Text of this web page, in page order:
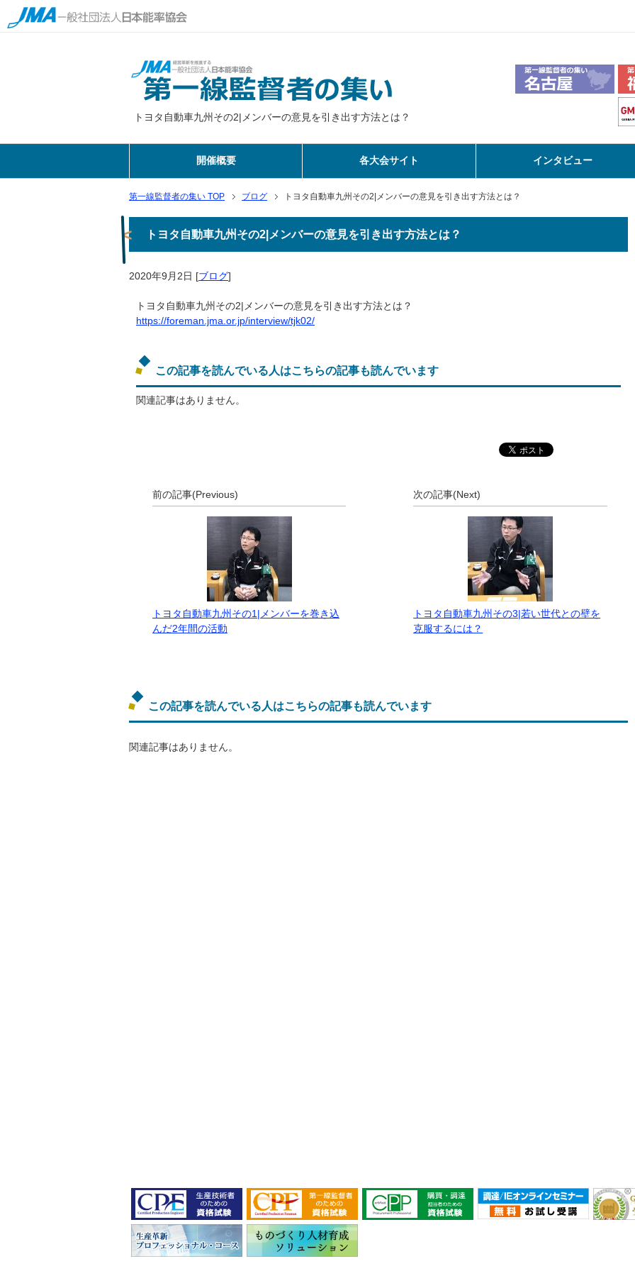
トヨタ自動車九州その2|メンバーの意見を引き出す方法とは？
開催概要 各大会サイト インタビュー
第一線監督者の集い TOP ブログ トヨタ自動車九州その2|メンバーの意見を引き出す方法とは？
トヨタ自動車九州その2|メンバーの意見を引き出す方法とは？
2020年9月2日 [ブログ]
トヨタ自動車九州その2|メンバーの意見を引き出す方法とは？
https://foreman.jma.or.jp/interview/tjk02/
この記事を読んでいる人はこちらの記事も読んでいます
関連記事はありません。
前の記事(Previous)
トヨタ自動車九州その1|メンバーを巻き込
んだ2年間の活動
次の記事(Next)
トヨタ自動車九州その3|若い世代との壁を
克服するには？
この記事を読んでいる人はこちらの記事も読んでいます
関連記事はありません。